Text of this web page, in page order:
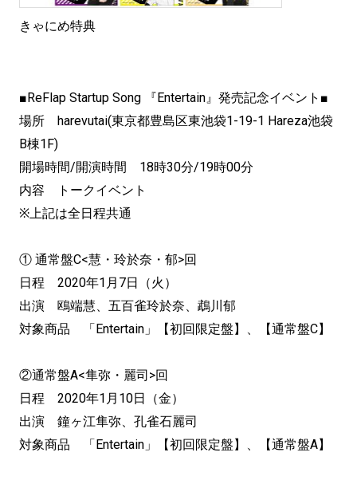
きゃにめ特典
■ReFlap Startup Song 『Entertain』発売記念イベント■
場所 harevutai(東京都豊島区東池袋1-19-1 Hareza池袋
B棟1F)
開場時間/開演時間 18時30分/19時00分
内容 トークイベント
※上記は全日程共通
① 通常盤C<慧・玲於奈・郁>回
日程 2020年1月7日（火）
出演 鴎端慧、五百雀玲於奈、鵡川郁
対象商品 「Entertain」【初回限定盤】、【通常盤C】
②通常盤A<隼弥・麗司>回
日程 2020年1月10日（金）
出演 鐘ヶ江隼弥、孔雀石麗司
対象商品 「Entertain」【初回限定盤】、【通常盤A】